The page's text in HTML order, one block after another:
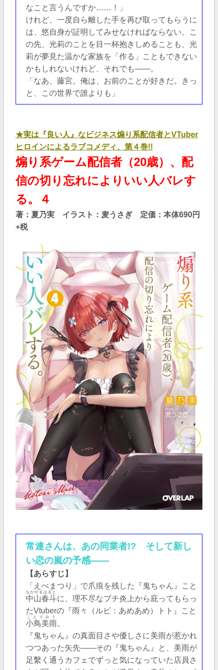
なこと言うんですか……！」
けれど、一度自ら離した手を再び取ってもらうに
は、悠自身が証明してみせなければならない。こ
の先、光莉のことを目一杯抱きしめることも、光
莉が夢見た温かな家族を「作る」こともできない
かもしれないけれど、それでも――。
「なあ、藤宮。俺は、お前のことが好きだ。きっ
と、この世界で誰よりも」
★実は『良い人』なビジネス煽り系配信者とVTuber
ヒロインによるラブコメディ、第４巻!!
煽り系ゲーム配信者（20歳）、配
信の切り忘れによりいい人バレす
る。４
著：夏乃実 イラスト：麦うさぎ 定価：本体690円
+税
常連さんは、あの同業者!? そして新し
い恋の嵐の予感――
【あらすじ】
「えべまつり」で爪痕を残した『鬼ちゃん』こと
中山春斗
なかやまはると
に、理不尽なプチ炎上から庇ってもらっ
たVtuberの『雨々（ルビ：あめあめ）トト』こと
小鳥美雨
ことりみう
。
『鬼ちゃん』の真面目さや優しさに美雨が惹かれ
つつあった矢先――その『鬼ちゃん』と、美雨が
足繫く通うカフェでずっと気になっていた店員さ